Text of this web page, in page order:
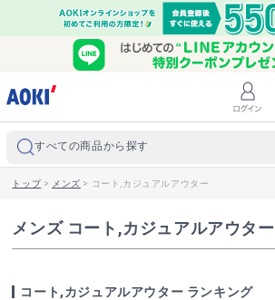
すべての商品から探す
トップ> メンズ > コート,カジュアルアウター
メンズ コート,カジュアルアウター
コート,カジュアルアウター ランキング